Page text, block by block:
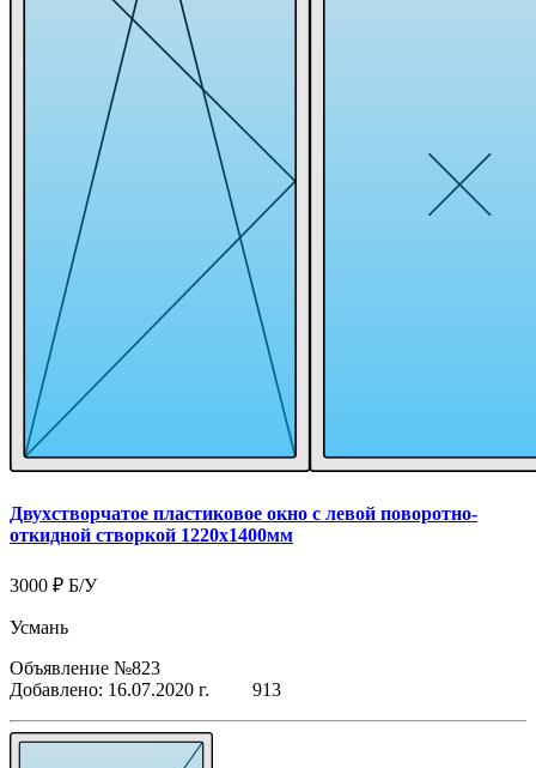
Двухстворчатое пластиковое окно с левой поворотно-
откидной створкой 1220x1400мм
3000 ₽ Б/У
Усмань
Объявление №823
Добавлено: 16.07.2020 г.
913